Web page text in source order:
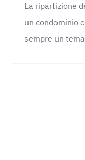
La ripartizione
un condominio
sempre un